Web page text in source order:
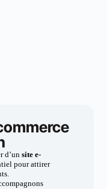
d’unsite e-
pour attirer